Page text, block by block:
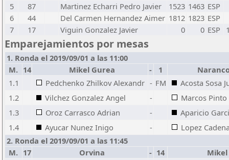
5
87 Martinez Echarri Pedro Javier 1523 1463 ESP
6
44 Del Carmen Hernandez Aimer 1812 1823 ESP
7
17 Viguin Gonzalez Javier 0 0 ESP
Emparejamientos por mesas
1. Ronda el 2019/09/01 a las 11:00
M. 14 Mikel Gurea - 1
1.1
Pedchenko Zhilkov Alexandr - FM
Acosta Sosa
1.2
Vilchez Gonzalez Angel -
Marcos Pinto
1.3
Oroz Carrasco Adrian -
Aparicio
1.4
Ayucar Nunez Inigo -
Lopez
2. Ronda el 2019/09/01 a las 11:45
M. 17 Orvina - 14